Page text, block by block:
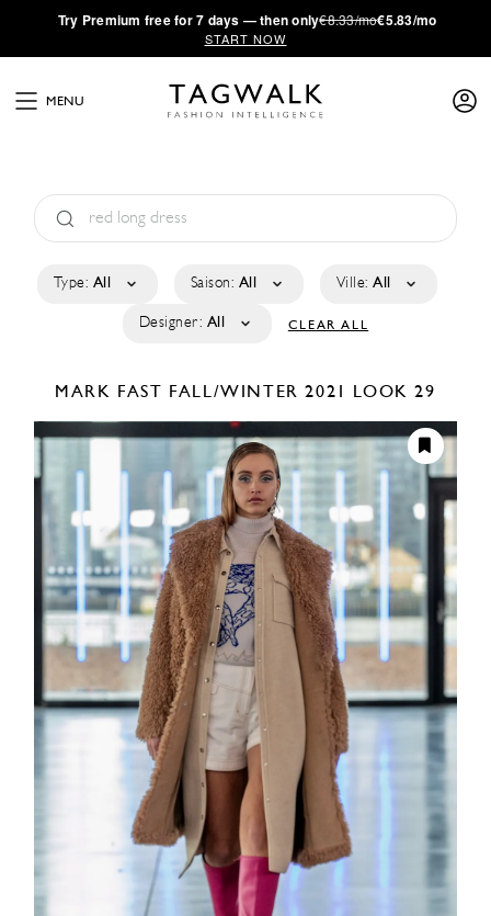
·Try Premium free for 7 days — then only€8.33/mo€5.83/mo
START NOW
MENU
Type: All Saison: All Ville: All
Designer: All CLEAR ALL
MARK FAST FALL/WINTER 2021 LOOK 29